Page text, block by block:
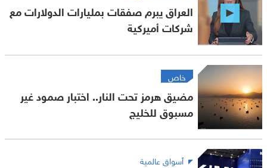
العراق يبرم صفقات بمليارات الدولارات مع
شركات أميركية
خاص
مضيق هرمز تحت النار.. اختبار صمود غير
مسبوق للخليج
أسواق عالمية